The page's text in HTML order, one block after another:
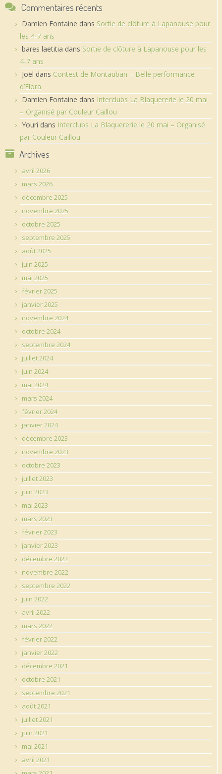
Commentaires récents
Damien Fontaine dans Sortie de clôture à Lapanouse pour
les 4-7 ans
bares laetitia dans Sortie de clôture à Lapanouse pour les
4-7 ans
Joël dans Contest de Montauban – Belle performance
d’Elora
Damien Fontaine dans Interclubs La Blaquererie le 20 mai
– Organisé par Couleur Caillou
Youri dans Interclubs La Blaquererie le 20 mai – Organisé
par Couleur Caillou
Archives
avril 2026
mars 2026
décembre 2025
novembre 2025
octobre 2025
septembre 2025
août 2025
juin 2025
mai 2025
février 2025
janvier 2025
novembre 2024
octobre 2024
septembre 2024
juillet 2024
juin 2024
mai 2024
mars 2024
février 2024
janvier 2024
décembre 2023
novembre 2023
octobre 2023
juillet 2023
juin 2023
mai 2023
mars 2023
février 2023
janvier 2023
décembre 2022
novembre 2022
septembre 2022
juin 2022
avril 2022
mars 2022
février 2022
janvier 2022
décembre 2021
octobre 2021
septembre 2021
août 2021
juillet 2021
juin 2021
mai 2021
avril 2021